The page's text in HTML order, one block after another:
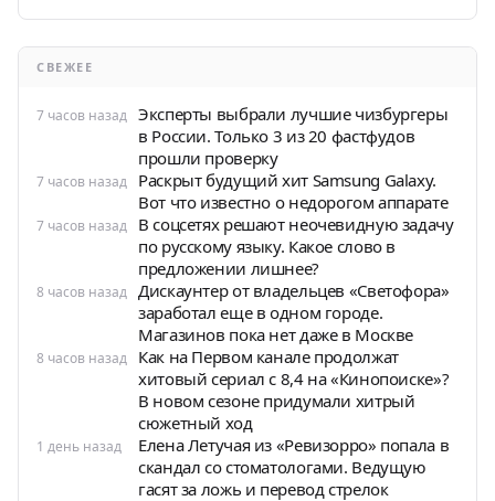
СВЕЖЕЕ
7 часов назад Эксперты выбрали лучшие чизбургеры
в России. Только 3 из 20 фастфудов
прошли проверку
7 часов назад
Раскрыт будущий хит Samsung Galaxy.
Вот что известно о недорогом аппарате
7 часов назад
В соцсетях решают неочевидную задачу
по русскому языку. Какое слово в
предложении лишнее?
8 часов назад
Дискаунтер от владельцев «Светофора»
заработал еще в одном городе.
Магазинов пока нет даже в Москве
8 часов назад
Как на Первом канале продолжат
хитовый сериал с 8,4 на «Кинопоиске»?
В новом сезоне придумали хитрый
сюжетный ход
1 день назад
Елена Летучая из «Ревизорро» попала в
скандал со стоматологами. Ведущую
гасят за ложь и перевод стрелок